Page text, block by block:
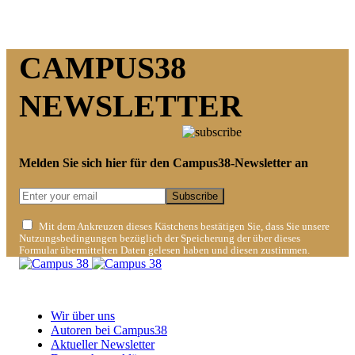
CAMPUS38
NEWSLETTER
Melden Sie sich hier für den Campus38-Newsletter an
Subscribe
Mit dem Ankreuzen dieses Kästchens bestätigen Sie, dass Sie unsere
Nutzungsbedingungen bezüglich der Speicherung der über dieses
Formular übermittelten Daten gelesen haben und diesen zustimmen.
Wir über uns
Autoren bei Campus38
Aktueller Newsletter